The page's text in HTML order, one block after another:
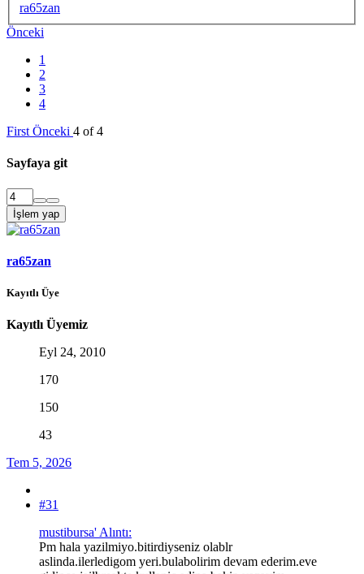
ra65zan
Önceki
1
2
3
4
First Önceki 4 of 4
Sayfaya git
İşlem yap
ra65zan
Kayıtlı Üye
Kayıtlı Üyemiz
Eyl 24, 2010
170
150
43
Tem 5, 2026
#31
mustibursa' Alıntı:
Pm hala yazilmiyo.bitirdiyseniz olablr
aslinda.ilerledigom yeri.bulabolirim devam ederim.eve